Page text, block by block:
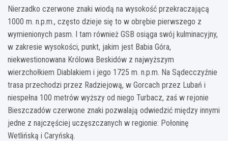
Nierzadko czerwone znaki wiodą na wysokość przekraczającą
1000 m. n.p.m., często dzieje się to w obrębie pierwszego z
wymienionych pasm. I tam również GSB osiąga swój kulminacyjny,
w zakresie wysokości, punkt, jakim jest Babia Góra,
niekwestionowana Królowa Beskidów z najwyższym
wierzchołkiem Diablakiem i jego 1725 m. n.p.m. Na Sądecczyźnie
trasa przechodzi przez Radziejową, w Gorcach przez Lubań i
niespełna 100 metrów wyższy od niego Turbacz, zaś w rejonie
Bieszczadów czerwone znaki pozwalają odwiedzić między innymi
jedne z najczęściej uczęszczanych w regionie: Połoninę
Wetlińską i Caryńską.